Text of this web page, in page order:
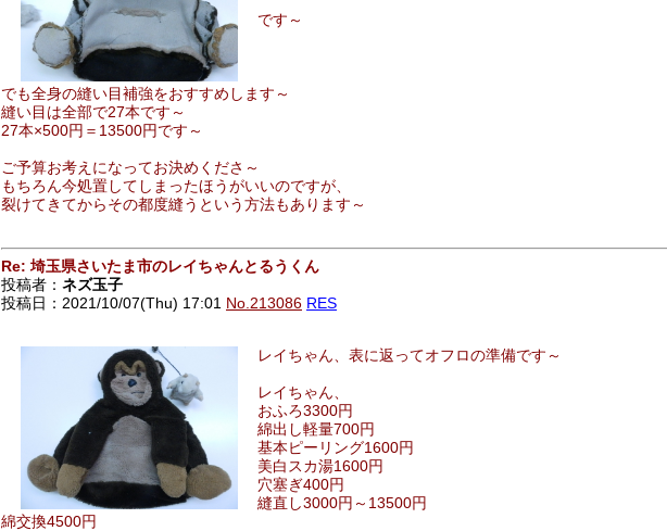
です～
でも全身の縫い目補強をおすすめします～
縫い目は全部で27本です～
27本×500円＝13500円です～
ご予算お考えになってお決めくださ～
もちろん今処置してしまったほうがいいのですが、
裂けてきてからその都度縫うという方法もあります～
Re: 埼玉県さいたま市のレイちゃんとるうくん
投稿者： ネズ玉子
投稿日：2021/10/07(Thu) 17:01 No.213086 RES
レイちゃん、表に返ってオフロの準備です～
レイちゃん、
おふろ3300円
綿出し軽量700円
基本ピーリング1600円
美白スカ湯1600円
穴塞ぎ400円
縫直し3000円～13500円
綿交換4500円